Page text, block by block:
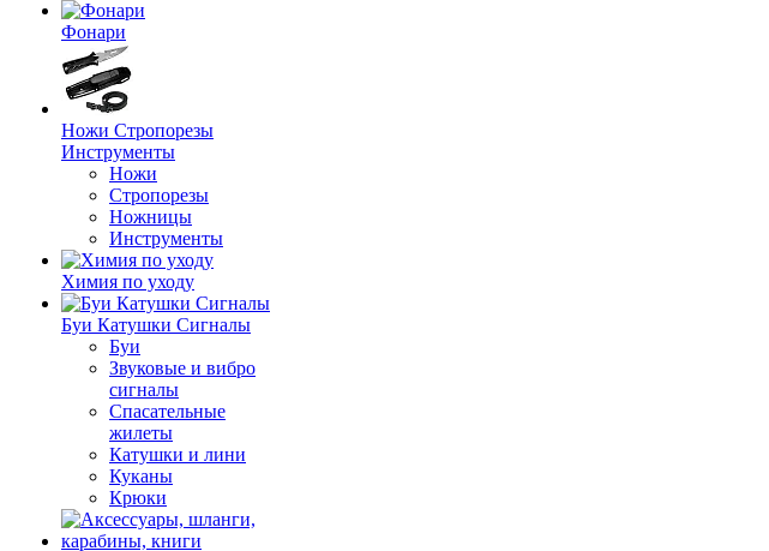
Фонари
Ножи Стропорезы
Инструменты
Ножи
Стропорезы
Ножницы
Инструменты
Химия по уходу
Буи Катушки Сигналы
Буи
Звуковые и вибро
сигналы
Спасательные
жилеты
Катушки и лини
Куканы
Крюки